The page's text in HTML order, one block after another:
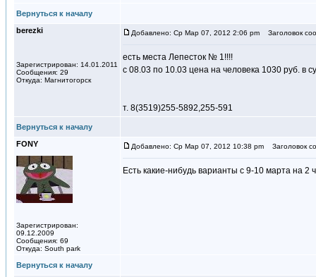
Вернуться к началу
berezki
Зарегистрирован: 14.01.2011
Сообщения: 29
Откуда: Магнитогорск
Добавлено: Ср Мар 07, 2012 2:06 pm Заголовок
есть места Лепесток № 1!!!!
с 08.03 по 10.03 цена на человека 1030 руб. в
т. 8(3519)255-5892,255-591
Вернуться к началу
FONY
Зарегистрирован:
09.12.2009
Сообщения: 69
Откуда: South park
Добавлено: Ср Мар 07, 2012 10:38 pm Заголовок
Есть какие-нибудь варианты с 9-10 марта на
Вернуться к началу